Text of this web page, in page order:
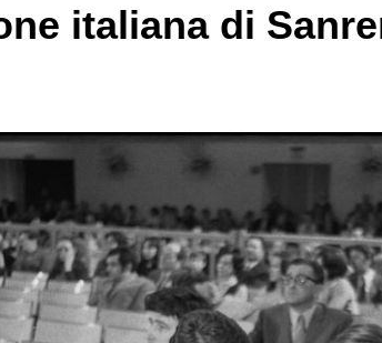
italiana di